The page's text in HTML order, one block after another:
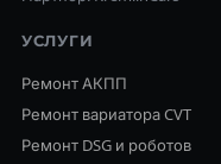
УСЛУГИ
Ремонт АКПП
Ремонт вариатора CVT
Ремонт DSG и роботов